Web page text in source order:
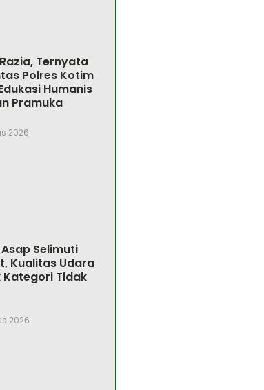
Ternyata
Polres Kotim
Humanis
Pramuka
2026
Selimuti
Kualitas Udara
Kategori Tidak
2026